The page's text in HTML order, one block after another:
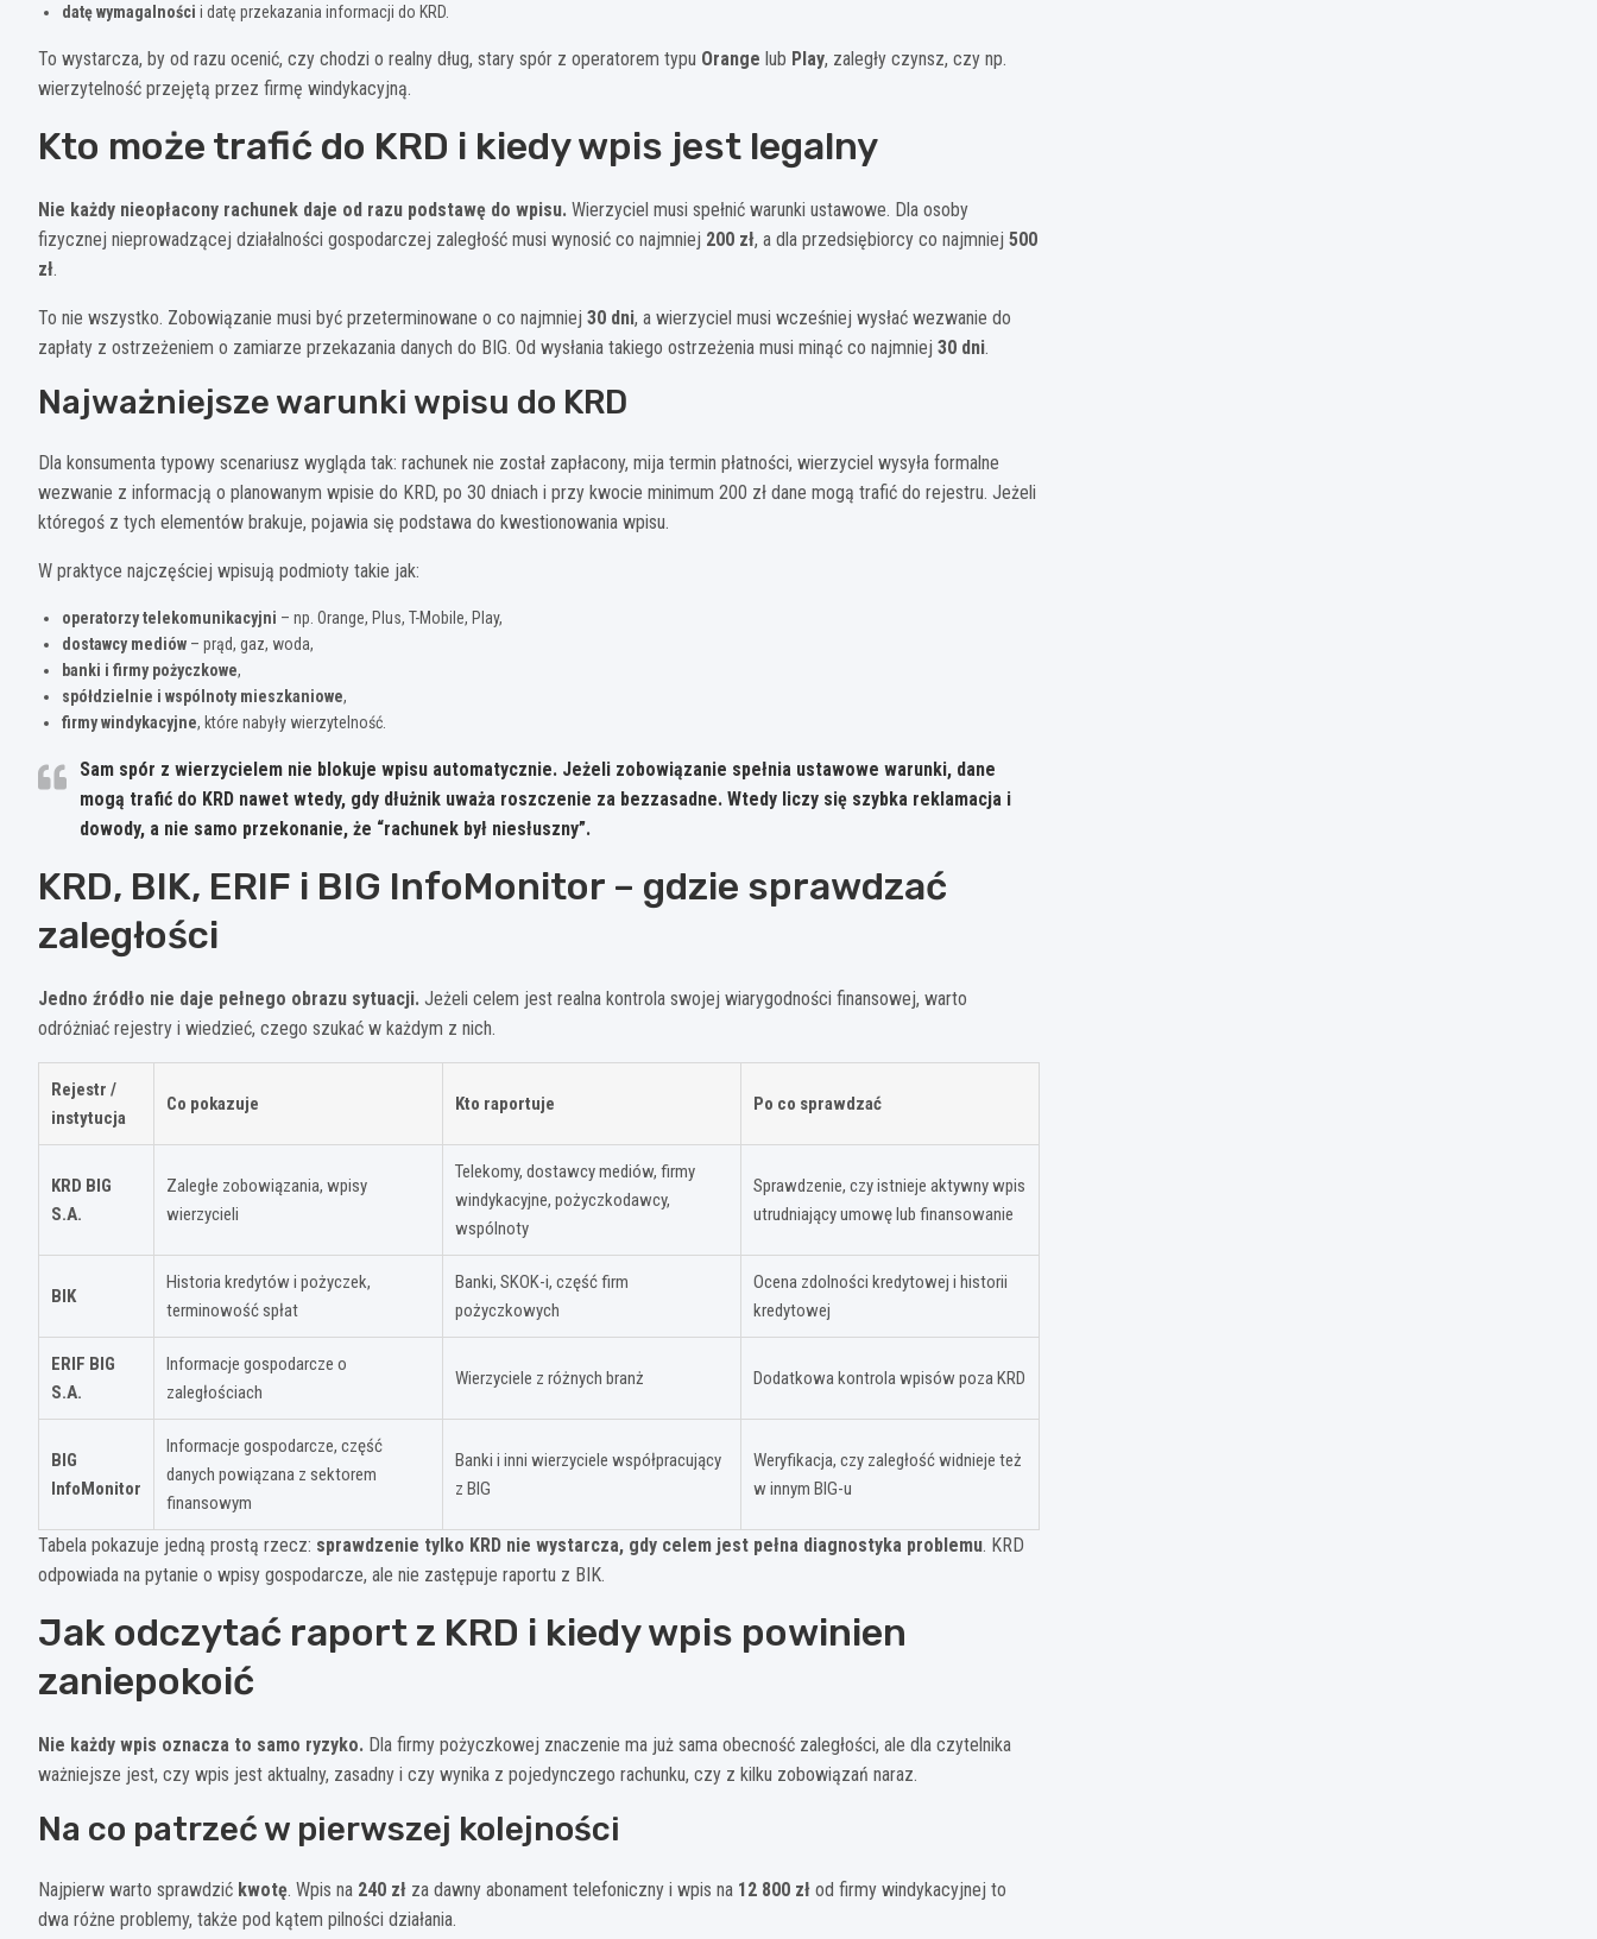
datę wymagalności i datę przekazania informacji do KRD.
To wystarcza, by od razu ocenić, czy chodzi o realny dług, stary spór z operatorem typu Orange lub Play, zaległy czynsz, czy np.
wierzytelność przejętą przez firmę windykacyjną.
Kto może trafić do KRD i kiedy wpis jest legalny
Nie każdy nieopłacony rachunek daje od razu podstawę do wpisu. Wierzyciel musi spełnić warunki ustawowe. Dla osoby
fizycznej nieprowadzącej działalności gospodarczej zaległość musi wynosić co najmniej 200 zł, a dla przedsiębiorcy co najmniej 500
zł.
To nie wszystko. Zobowiązanie musi być przeterminowane o co najmniej 30 dni, a wierzyciel musi wcześniej wysłać wezwanie do
zapłaty z ostrzeżeniem o zamiarze przekazania danych do BIG. Od wysłania takiego ostrzeżenia musi minąć co najmniej 30 dni.
Najważniejsze warunki wpisu do KRD
Dla konsumenta typowy scenariusz wygląda tak: rachunek nie został zapłacony, mija termin płatności, wierzyciel wysyła formalne
wezwanie z informacją o planowanym wpisie do KRD, po 30 dniach i przy kwocie minimum 200 zł dane mogą trafić do rejestru. Jeżeli
któregoś z tych elementów brakuje, pojawia się podstawa do kwestionowania wpisu.
W praktyce najczęściej wpisują podmioty takie jak:
operatorzy telekomunikacyjni – np. Orange, Plus, T-Mobile, Play,
dostawcy mediów – prąd, gaz, woda,
banki i firmy pożyczkowe,
spółdzielnie i wspólnoty mieszkaniowe,
firmy windykacyjne, które nabyły wierzytelność.
Sam spór z wierzycielem nie blokuje wpisu automatycznie. Jeżeli zobowiązanie spełnia ustawowe warunki, dane
mogą trafić do KRD nawet wtedy, gdy dłużnik uważa roszczenie za bezzasadne. Wtedy liczy się szybka reklamacja i
dowody, a nie samo przekonanie, że “rachunek był niesłuszny”.
KRD, BIK, ERIF i BIG InfoMonitor – gdzie sprawdzać
zaległości
Jedno źródło nie daje pełnego obrazu sytuacji. Jeżeli celem jest realna kontrola swojej wiarygodności finansowej, warto
odróżniać rejestry i wiedzieć, czego szukać w każdym z nich.
Rejestr /
instytucja
Co pokazuje Kto raportuje Po co sprawdzać
KRD BIG
S.A.
Zaległe zobowiązania, wpisy
wierzycieli
Telekomy, dostawcy mediów, firmy
windykacyjne, pożyczkodawcy,
wspólnoty
Sprawdzenie, czy istnieje aktywny wpis
utrudniający umowę lub finansowanie
BIK
Historia kredytów i pożyczek,
terminowość spłat
Banki, SKOK-i, część firm
pożyczkowych
Ocena zdolności kredytowej i historii
kredytowej
ERIF BIG
S.A.
Informacje gospodarcze o
zaległościach
Wierzyciele z różnych branż Dodatkowa kontrola wpisów poza KRD
BIG
InfoMonitor
Informacje gospodarcze, część
danych powiązana z sektorem
finansowym
Banki i inni wierzyciele współpracujący
z BIG
Weryfikacja, czy zaległość widnieje też
w innym BIG-u
Tabela pokazuje jedną prostą rzecz: sprawdzenie tylko KRD nie wystarcza, gdy celem jest pełna diagnostyka problemu. KRD
odpowiada na pytanie o wpisy gospodarcze, ale nie zastępuje raportu z BIK.
Jak odczytać raport z KRD i kiedy wpis powinien
zaniepokoić
Nie każdy wpis oznacza to samo ryzyko. Dla firmy pożyczkowej znaczenie ma już sama obecność zaległości, ale dla czytelnika
ważniejsze jest, czy wpis jest aktualny, zasadny i czy wynika z pojedynczego rachunku, czy z kilku zobowiązań naraz.
Na co patrzeć w pierwszej kolejności
Najpierw warto sprawdzić kwotę. Wpis na 240 zł za dawny abonament telefoniczny i wpis na 12 800 zł od firmy windykacyjnej to
dwa różne problemy, także pod kątem pilności działania.